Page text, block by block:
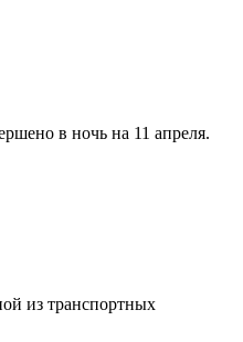
в ночь на 11 апреля.
из транспортных